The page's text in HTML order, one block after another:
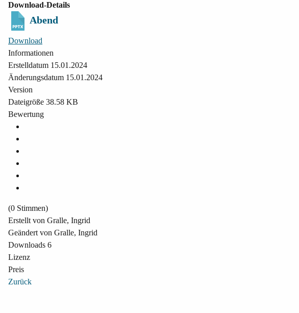
Download-Details
Abend
Download
Informationen
Erstelldatum 15.01.2024
Änderungsdatum 15.01.2024
Version
Dateigröße 38.58 KB
Bewertung
(0 Stimmen)
Erstellt von Gralle, Ingrid
Geändert von Gralle, Ingrid
Downloads 6
Lizenz
Preis
Zurück